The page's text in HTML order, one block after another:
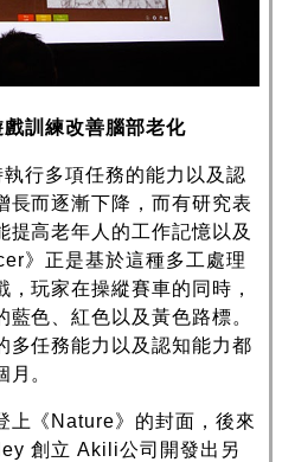
訓練改善腦部老化
行多項任務的能力以及認
長而逐漸下降，而有研究表
提高老年人的工作記憶以及
》正是基於這種多工處理
玩家在操縱賽車的同時，
色、紅色以及黃色路標。
多任務能力以及認知能力都
。
上《Nature》的封面，後來
創立 Akili公司開發出另